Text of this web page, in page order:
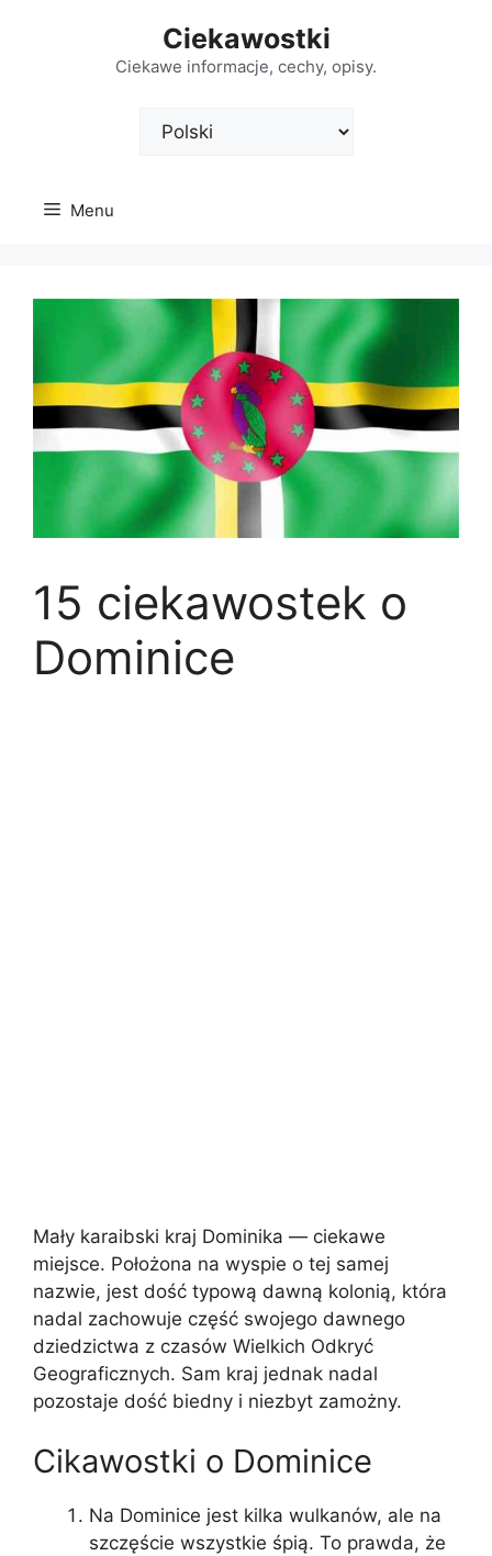
Ciekawostki
Ciekawe informacje, cechy, opisy.
Wybierz
język
Menu
15 ciekawostek o
Dominice
Mały karaibski kraj Dominika — ciekawe
miejsce. Położona na wyspie o tej samej
nazwie, jest dość typową dawną kolonią, która
nadal zachowuje część swojego dawnego
dziedzictwa z czasów Wielkich Odkryć
Geograficznych. Sam kraj jednak nadal
pozostaje dość biedny i niezbyt zamożny.
Cikawostki o Dominice
Na Dominice jest kilka wulkanów, ale na
szczęście wszystkie śpią. To prawda, że ​​